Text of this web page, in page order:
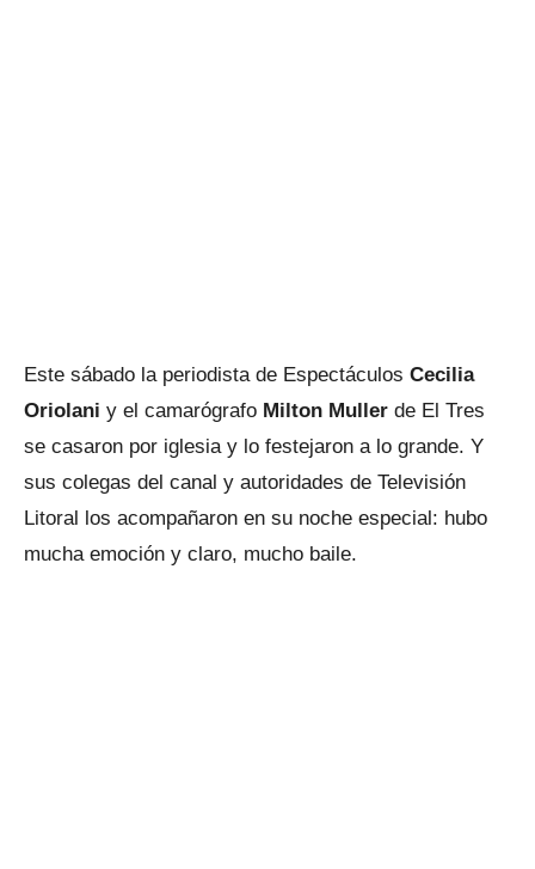
Este sábado la periodista de Espectáculos Cecilia
Oriolani y el camarógrafo Milton Muller de El Tres
se casaron por iglesia y lo festejaron a lo grande. Y
sus colegas del canal y autoridades de Televisión
Litoral los acompañaron en su noche especial: hubo
mucha emoción y claro, mucho baile.